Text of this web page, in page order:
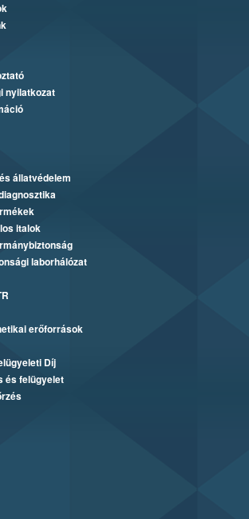
nyilatkozat
állatvédelem
italok
laborhálózat
erőforrások
Díj
és felügyelet